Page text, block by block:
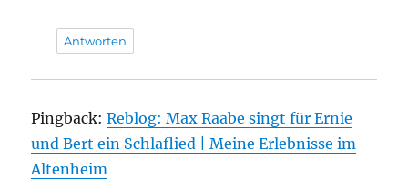
Antworten
Pingback:Reblog: Max Raabe singt für Ernie
und Bert ein Schlaflied | Meine Erlebnisse im
Altenheim